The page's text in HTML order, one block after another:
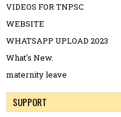
VIDEOS FOR TNPSC
WEBSITE
WHATSAPP UPLOAD 2023
What's New.
maternity leave
SUPPORT